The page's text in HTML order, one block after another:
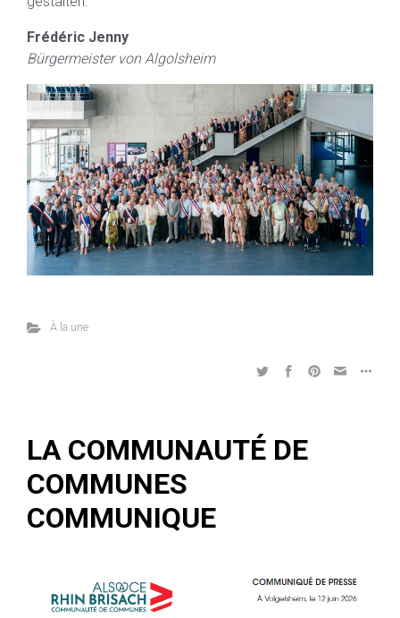
Frédéric Jenny
Bürgermeister von Algolsheim
À la une
LA COMMUNAUTÉ DE
COMMUNES
COMMUNIQUE